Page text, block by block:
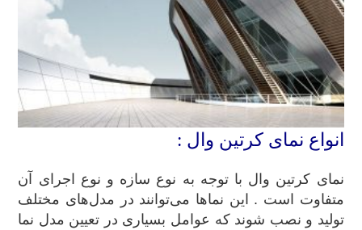
انواع نمای کرتین وال :
نمای کرتین وال با توجه به نوع سازه و نوع اجرای آن
متفاوت است . این نماها می‌توانند در مدل‌های مختلف
تولید و نصب شوند که عوامل بسیاری در تعیین مدل نما